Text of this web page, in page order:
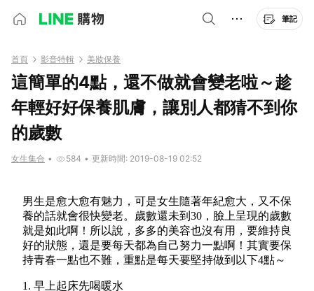
筆記
首頁 影音特輯 美妝保養
這簡單的4點，還不做就會變老啦～趁
年輕好好保養肌膚，讓別人都猜不到你
的歲數
女生集合 • 584 • 更新時間: 2019-08-19 02:52
男生是愈大愈有魅力，可是女生隨著年紀愈大，又不保
養的話就會很快變老。歲數還未到30，臉上呈現的歲數
就是如此啊！所以說，多多的美容也沒有用，要維持良
好的狀態，還是要每天都為自己努力一點啊！其實要保
持青春一點也不難，重點是每天要堅持做到以下4點～
1. 早上起床先喝暖水